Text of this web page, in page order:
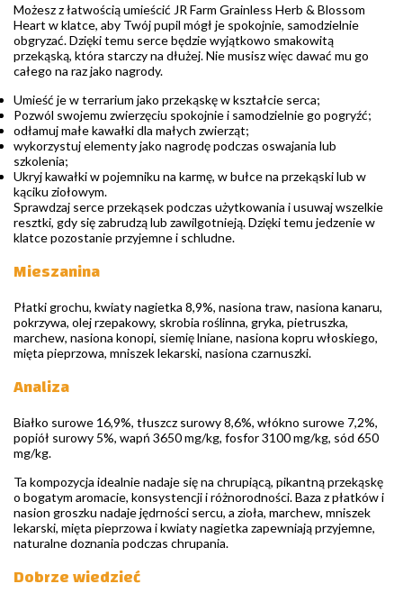
Możesz z łatwością umieścić JR Farm Grainless Herb & Blossom
Heart w klatce, aby Twój pupil mógł je spokojnie, samodzielnie
obgryzać. Dzięki temu serce będzie wyjątkowo smakowitą
przekąską, która starczy na dłużej. Nie musisz więc dawać mu go
całego na raz jako nagrody.
Umieść je w terrarium jako przekąskę w kształcie serca;
Pozwól swojemu zwierzęciu spokojnie i samodzielnie go pogryźć;
odłamuj małe kawałki dla małych zwierząt;
wykorzystuj elementy jako nagrodę podczas oswajania lub
szkolenia;
Ukryj kawałki w pojemniku na karmę, w bułce na przekąski lub w
kąciku ziołowym.
Sprawdzaj serce przekąsek podczas użytkowania i usuwaj wszelkie
resztki, gdy się zabrudzą lub zawilgotnieją. Dzięki temu jedzenie w
klatce pozostanie przyjemne i schludne.
Mieszanina
Płatki grochu, kwiaty nagietka 8,9%, nasiona traw, nasiona kanaru,
pokrzywa, olej rzepakowy, skrobia roślinna, gryka, pietruszka,
marchew, nasiona konopi, siemię lniane, nasiona kopru włoskiego,
mięta pieprzowa, mniszek lekarski, nasiona czarnuszki.
Analiza
Białko surowe 16,9%, tłuszcz surowy 8,6%, włókno surowe 7,2%,
popiół surowy 5%, wapń 3650 mg/kg, fosfor 3100 mg/kg, sód 650
mg/kg.
Ta kompozycja idealnie nadaje się na chrupiącą, pikantną przekąskę
o bogatym aromacie, konsystencji i różnorodności. Baza z płatków i
nasion groszku nadaje jędrności sercu, a zioła, marchew, mniszek
lekarski, mięta pieprzowa i kwiaty nagietka zapewniają przyjemne,
naturalne doznania podczas chrupania.
Dobrze wiedzieć